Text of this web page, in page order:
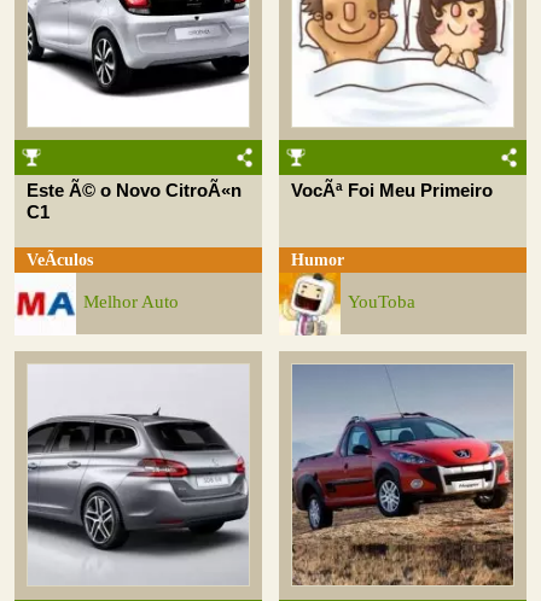
Este Ã© o Novo CitroÃ«n
C1
VeÃ­culos
Melhor Auto
VocÃª Foi Meu Primeiro
Humor
YouToba